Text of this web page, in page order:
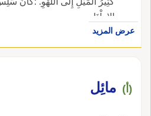
الإِطْنَابِ.
عرض المزيد
(أ) مائِل